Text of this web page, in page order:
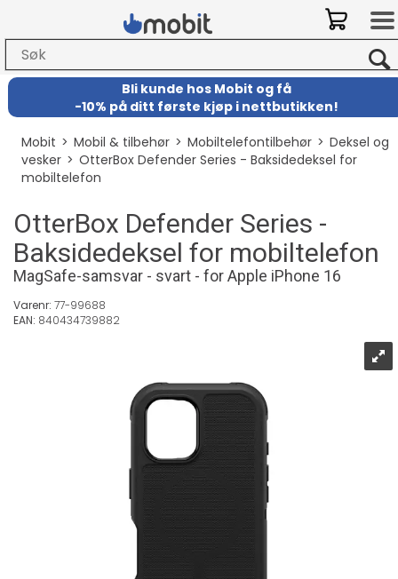
Bli kunde hos Mobit og få
-10% på ditt første kjøp i nettbutikken!
Mobit>Mobil & tilbehør>Mobiltelefontilbehør>Deksel og
vesker>OtterBox Defender Series - Baksidedeksel for
mobiltelefon
OtterBox Defender Series -
Baksidedeksel for mobiltelefon
MagSafe-samsvar - svart - for Apple iPhone 16
Varenr: 77-99688
EAN: 840434739882